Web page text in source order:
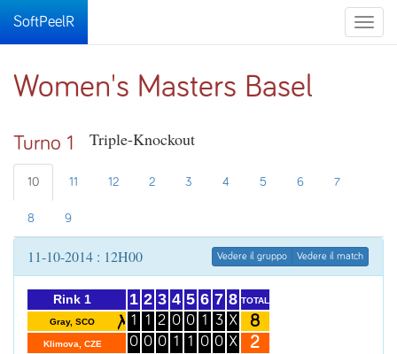
Toggle
SoftPeelR
Women's Masters Basel
Turno 1 Triple-Knockout
10 11 12 2 3 4 5 6 7
8 9
11-10-2014 : 12H00 Vedere il gruppo Vedere il match
Rink 1
Gray, SCO
Klimova, CZE
1
1
0
2
1
0
3
2
0
4
0
1
5
0
1
6
1
0
7
3
0
8
X
X
TOTAL
8
2